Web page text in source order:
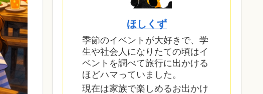
ほしくず
季節のイベントが大好きで、学
生や社会人になりたての頃はイ
ベントを調べて旅行に出かける
ほどハマっていました。
現在は家族で楽しめるお出かけ